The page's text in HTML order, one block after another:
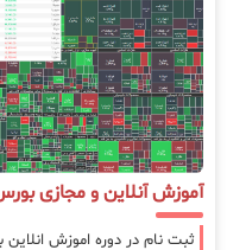
آموزش آنلاین و مجازی
ثبت نام در دوره اموزش